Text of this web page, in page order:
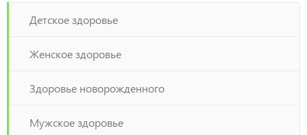
Детское здоровье
Женское здоровье
Здоровье новорожденного
Мужское здоровье